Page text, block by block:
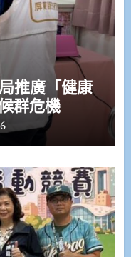
推廣「健康
群危機